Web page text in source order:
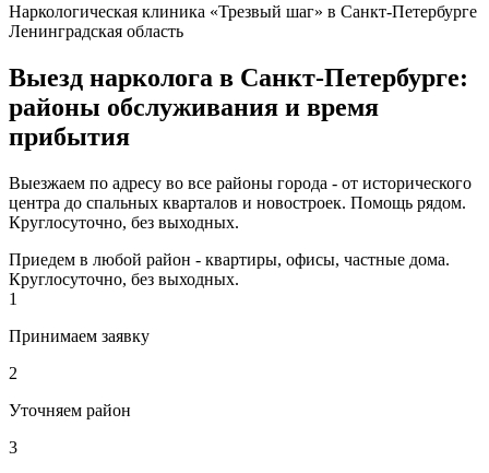
Наркологическая клиника «Трезвый шаг» в Санкт-Петербурге
Ленинградская область
Выезд нарколога в Санкт-Петербурге:
районы обслуживания и время
прибытия
Выезжаем по адресу во все районы города - от исторического
центра до спальных кварталов и новостроек. Помощь рядом.
Круглосуточно, без выходных.
Приедем в любой район - квартиры, офисы, частные дома.
Круглосуточно, без выходных.
1
Принимаем заявку
2
Уточняем район
3